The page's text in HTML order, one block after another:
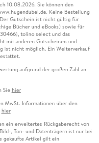
10.08.2026. Sie können den
Keine Bestellung
Gutschein ist nicht gültig für
Bücher und eBooks) sowie für
tolino select und das
mit anderen Gutscheinen und
ist nicht möglich. Ein Weiterverkauf
aufgrund der großen Zahl an
Sie hier
MwSt. Informationen über den
hier
ein erweitertes Rückgaberecht von
, Ton- und Datenträgern ist nur bei
gekaufte Artikel gilt ein